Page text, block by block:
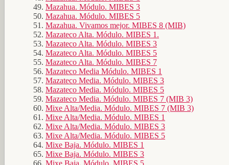
Mazahua. Módulo. MIBES 3
Mazahua. Módulo. MIBES 5
Mazahua. Vivamos mejor. MIBES 8 (MIB)
Mazateco Alta. Módulo. MIBES 1.
Mazateco Alta. Módulo. MIBES 3
Mazateco Alta. Módulo. MIBES 5
Mazateco Alta. Módulo. MIBES 7
Mazateco Media Módulo. MIBES 1
Mazateco Media. Módulo. MIBES 3
Mazateco Media. Módulo. MIBES 5
Mazateco Media. Módulo. MIBES 7 (MIB 3)
Mixe Alta/Media. Módulo. MIBES 7 (MIB 3)
Mixe Alta/Media. Módulo. MIBES 1
Mixe Alta/Media. Módulo. MIBES 3
Mixe Alta/Media. Módulo. MIBES 5
Mixe Baja. Módulo. MIBES 1
Mixe Baja. Módulo. MIBES 3
Mixe Baja. Módulo. MIBES 5